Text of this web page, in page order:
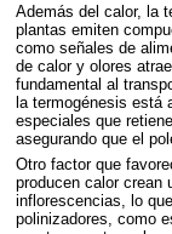
Además del calor, la
plantas emiten
como señales de
de calor y olores
fundamental al
la termogénesis está
especiales que
asegurando que el
Otro factor que
producen calor crean
inflorescencias, lo
polinizadores, como